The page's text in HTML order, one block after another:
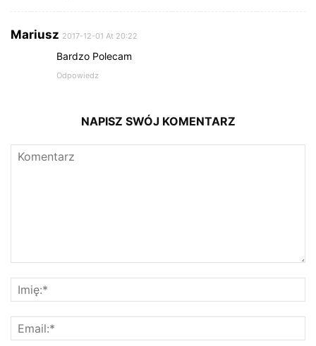
Mariusz 2017-12-01 At 20:22
Bardzo Polecam
Odpowiedz
NAPISZ SWÓJ KOMENTARZ